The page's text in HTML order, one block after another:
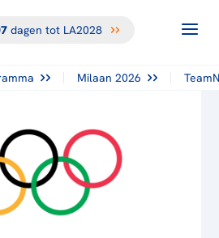
dagen tot LA2028
Milaan 2026